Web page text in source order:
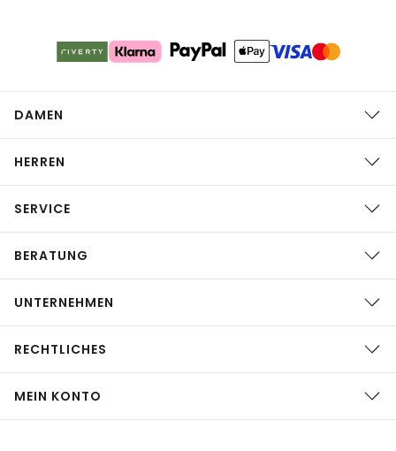
DAMEN
HERREN
SERVICE
BERATUNG
UNTERNEHMEN
RECHTLICHES
MEIN KONTO